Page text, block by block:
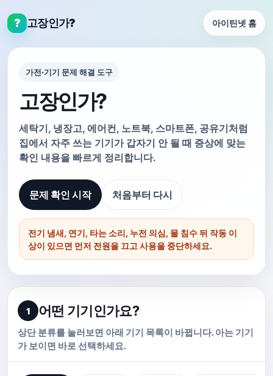
? 고장인가? 아이틴넷 홈
가전·기기 문제 해결 도구
고장인가?
세탁기, 냉장고, 에어컨, 노트북, 스마트폰, 공유기처럼
집에서 자주 쓰는 기기가 갑자기 안 될 때 증상에 맞는
확인 내용을 빠르게 정리합니다.
문제 확인 시작 처음부터 다시
전기 냄새, 연기, 타는 소리, 누전 의심, 물 침수 뒤 작동 이
상이 있으면 먼저 전원을 끄고 사용을 중단하세요.
1 어떤 기기인가요?
상단 분류를 눌러보면 아래 기기 목록이 바뀝니다. 아는 기기
가 보이면 바로 선택하세요.